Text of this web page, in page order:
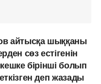
айтысқа шыққаны
сөз естігенін
бірінші болып
деп жазады